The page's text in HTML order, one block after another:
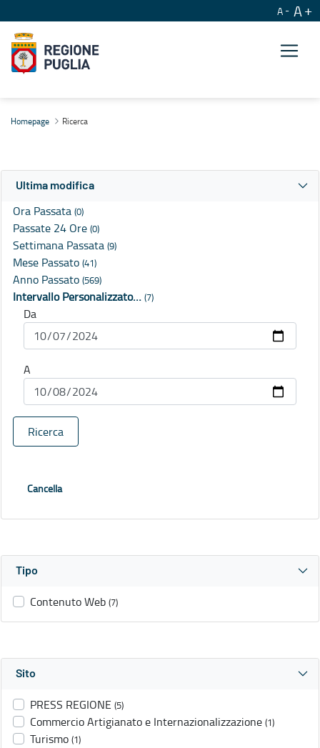
A A
Homepage Ricerca
Ultima modifica
Ora Passata (0)
Passate 24 Ore (0)
Settimana Passata (9)
Mese Passato (41)
Anno Passato (569)
Intervallo Personalizzato… (7)
Da
A
Ricerca
Cancella
Tipo
Contenuto Web (7)
Sito
PRESS REGIONE (5)
Commercio Artigianato e Internazionalizzazione (1)
Turismo (1)